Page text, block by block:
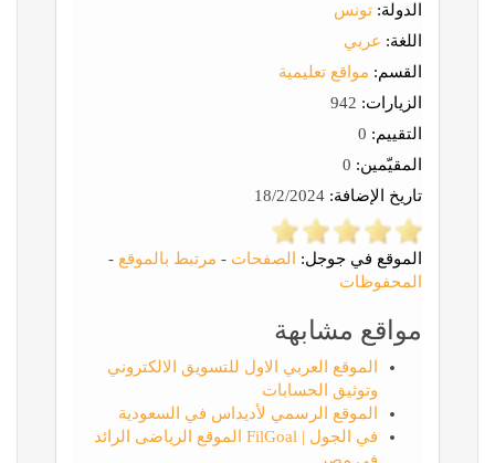
الدولة: تونس
اللغة: عربي
القسم: مواقع تعليمية
الزيارات:
التقييم:
المقيّمين:
تاريخ الإضافة:
الموقع في جوجل: الصفحات - مرتبط بالموقع -
المحفوظات
مواقع مشابهة
الموقع العربي الاول للتسويق الالكتروني
وتوثيق الحسابات
الموقع الرسمي لأديداس في السعودية
في الجول | FilGoal الموقع الرياضى الرائد